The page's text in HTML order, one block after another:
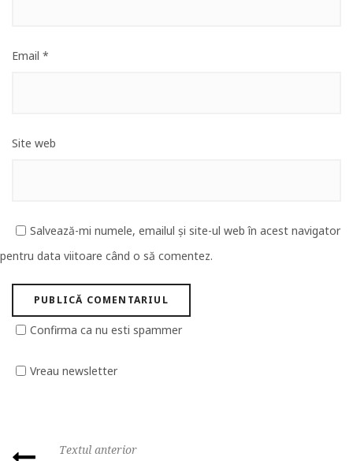
Email *
Site web
Salvează-mi numele, emailul și site-ul web în acest navigator
pentru data viitoare când o să comentez.
Confirma ca nu esti spammer
Vreau newsletter
Textul anterior